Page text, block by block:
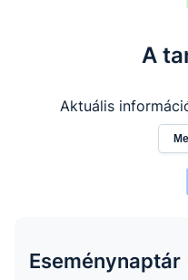
A
Aktuális
Eseménynaptár